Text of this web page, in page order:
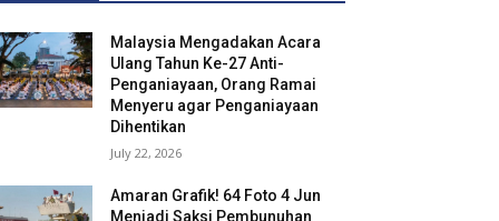
Malaysia Mengadakan Acara
Ulang Tahun Ke-27 Anti-
Penganiayaan, Orang Ramai
Menyeru agar Penganiayaan
Dihentikan
July 22, 2026
Amaran Grafik! 64 Foto 4 Jun
Menjadi Saksi Pembunuhan